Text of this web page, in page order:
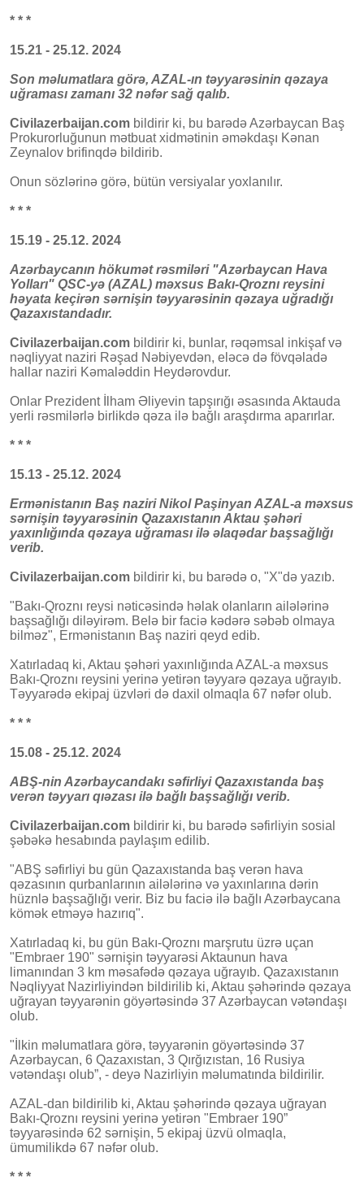
* * *
15.21 - 25.12. 2024
Son məlumatlara görə, AZAL-ın təyyarəsinin qəzaya
uğraması zamanı 32 nəfər sağ qalıb.
Civilazerbaijan.com bildirir ki, bu barədə Azərbaycan Baş
Prokurorluğunun mətbuat xidmətinin əməkdaşı Kənan
Zeynalov brifinqdə bildirib.
Onun sözlərinə görə, bütün versiyalar yoxlanılır.
* * *
15.19 - 25.12. 2024
Azərbaycanın hökumət rəsmiləri "Azərbaycan Hava
Yolları" QSC-yə (AZAL) məxsus Bakı-Qroznı reysini
həyata keçirən sərnişin təyyarəsinin qəzaya uğradığı
Qazaxıstandadır.
Civilazerbaijan.com bildirir ki, bunlar, rəqəmsal inkişaf və
nəqliyyat naziri Rəşad Nəbiyevdən, eləcə də fövqəladə
hallar naziri Kəmaləddin Heydərovdur.
Onlar Prezident İlham Əliyevin tapşırığı əsasında Aktauda
yerli rəsmilərlə birlikdə qəza ilə bağlı araşdırma aparırlar.
* * *
15.13 - 25.12. 2024
Ermənistanın Baş naziri Nikol Paşinyan AZAL-a məxsus
sərnişin təyyarəsinin Qazaxıstanın Aktau şəhəri
yaxınlığında qəzaya uğraması ilə əlaqədar başsağlığı
verib.
Civilazerbaijan.com bildirir ki, bu barədə o, "X"də yazıb.
"Bakı-Qroznı reysi nəticəsində həlak olanların ailələrinə
başsağlığı diləyirəm. Belə bir faciə kədərə səbəb olmaya
bilməz", Ermənistanın Baş naziri qeyd edib.
Xatırladaq ki, Aktau şəhəri yaxınlığında AZAL-a məxsus
Bakı-Qroznı reysini yerinə yetirən təyyarə qəzaya uğrayıb.
Təyyarədə ekipaj üzvləri də daxil olmaqla 67 nəfər olub.
* * *
15.08 - 25.12. 2024
ABŞ-nin Azərbaycandakı səfirliyi Qazaxıstanda baş
verən təyyarı qıəzası ilə bağlı başsağlığı verib.
Civilazerbaijan.com bildirir ki, bu barədə səfirliyin sosial
şəbəkə hesabında paylaşım edilib.
"ABŞ səfirliyi bu gün Qazaxıstanda baş verən hava
qəzasının qurbanlarının ailələrinə və yaxınlarına dərin
hüznlə başsağlığı verir. Biz bu faciə ilə bağlı Azərbaycana
kömək etməyə hazırıq".
Xatırladaq ki, bu gün Bakı-Qroznı marşrutu üzrə uçan
"Embraer 190" sərnişin təyyarəsi Aktaunun hava
limanından 3 km məsafədə qəzaya uğrayıb. Qazaxıstanın
Nəqliyyat Nazirliyindən bildirilib ki, Aktau şəhərində qəzaya
uğrayan təyyarənin göyərtəsində 37 Azərbaycan vətəndaşı
olub.
"İlkin məlumatlara görə, təyyarənin göyərtəsində 37
Azərbaycan, 6 Qazaxıstan, 3 Qırğızıstan, 16 Rusiya
vətəndaşı olub”, - deyə Nazirliyin məlumatında bildirilir.
AZAL-dan bildirilib ki, Aktau şəhərində qəzaya uğrayan
Bakı-Qroznı reysini yerinə yetirən "Embraer 190”
təyyarəsində 62 sərnişin, 5 ekipaj üzvü olmaqla,
ümumilikdə 67 nəfər olub.
* * *